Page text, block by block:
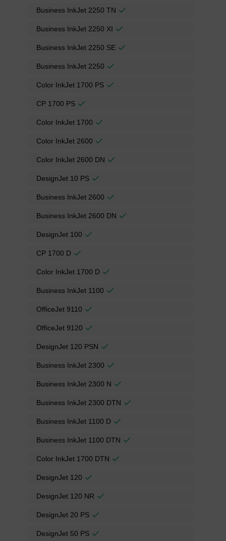
Business InkJet 2250 TN
Business InkJet 2250 XI
Business InkJet 2250 SE
Business InkJet 2250
Color InkJet 1700 PS
CP 1700 PS
Color InkJet 1700
Color InkJet 2600
Color InkJet 2600 DN
DesignJet 10 PS
Business InkJet 2600
Business InkJet 2600 DN
DesignJet 100
CP 1700 D
Color InkJet 1700 D
Business InkJet 1100
OfficeJet 9110
OfficeJet 9120
DesignJet 120 PSN
Business InkJet 2300
Business InkJet 2300 N
Business InkJet 2300 DTN
Business InkJet 1100 D
Business InkJet 1100 DTN
Color InkJet 1700 DTN
DesignJet 120
DesignJet 120 NR
DesignJet 20 PS
DesignJet 50 PS